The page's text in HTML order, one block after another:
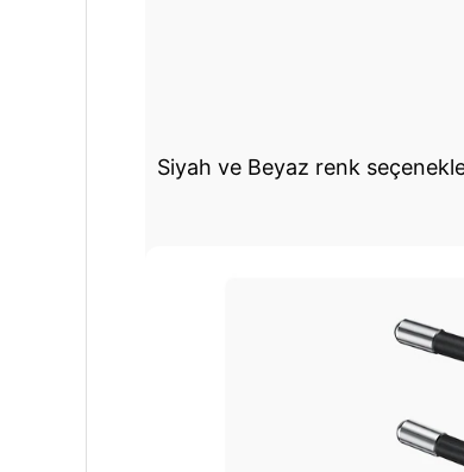
Siyah ve Beyaz renk